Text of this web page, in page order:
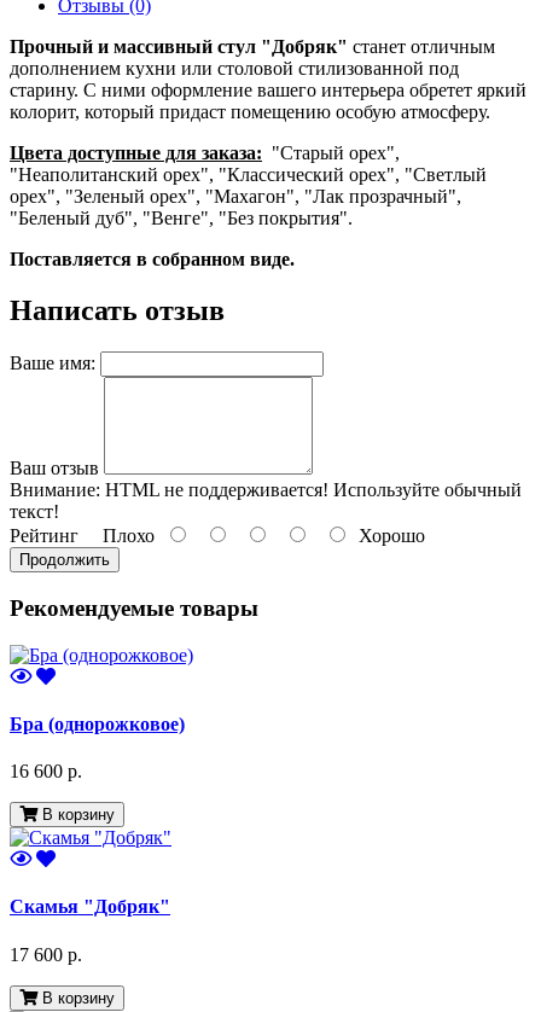
Отзывы (0)
Прочный и массивный стул "Добряк" станет отличным
дополнением кухни или столовой стилизованной под
старину. С ними оформление вашего интерьера обретет яркий
колорит, который придаст помещению особую атмосферу.
Цвета доступные для заказа: "Старый орех",
"Неаполитанский орех", "Классический орех", "Светлый
орех", "Зеленый орех", "Махагон", "Лак прозрачный",
"Беленый дуб", "Венге", "Без покрытия".
Поставляется в собранном виде.
Написать отзыв
Ваше имя:
Ваш отзыв
Внимание: HTML не поддерживается! Используйте обычный
текст!
Рейтинг Плохо Хорошо
Продолжить
Рекомендуемые товары
Бра (однорожковое)
16 600 р.
В корзину
Скамья "Добряк"
17 600 р.
В корзину